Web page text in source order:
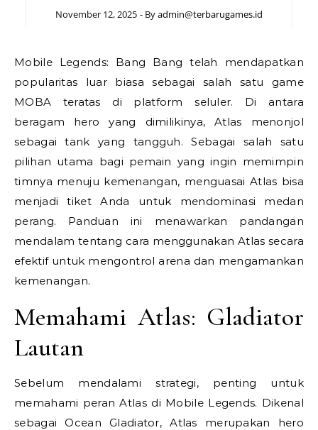
November 12, 2025 - Byadmin@terbarugames.id
Mobile Legends: Bang Bang telah mendapatkan
popularitas luar biasa sebagai salah satu game
MOBA teratas di platform seluler. Di antara
beragam hero yang dimilikinya, Atlas menonjol
sebagai tank yang tangguh. Sebagai salah satu
pilihan utama bagi pemain yang ingin memimpin
timnya menuju kemenangan, menguasai Atlas bisa
menjadi tiket Anda untuk mendominasi medan
perang. Panduan ini menawarkan pandangan
mendalam tentang cara menggunakan Atlas secara
efektif untuk mengontrol arena dan mengamankan
kemenangan.
Memahami Atlas: Gladiator
Lautan
Sebelum mendalami strategi, penting untuk
memahami peran Atlas di Mobile Legends. Dikenal
sebagai Ocean Gladiator, Atlas merupakan hero